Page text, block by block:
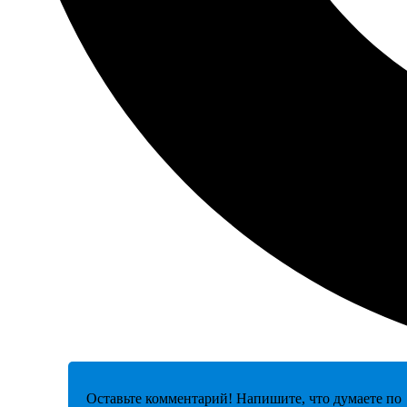
Оставьте комментарий! Напишите, что думаете по